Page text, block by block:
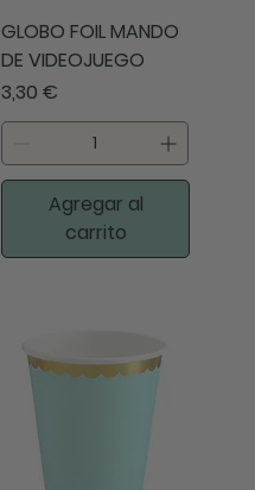
GLOBO FOIL MANDO
DE VIDEOJUEGO
Precio
3,30 €
Agregar al
carrito